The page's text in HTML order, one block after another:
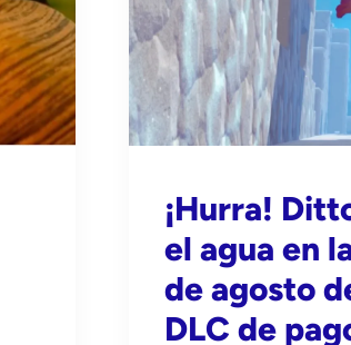
¡Hurra!
el agua en
de agosto
DLC de